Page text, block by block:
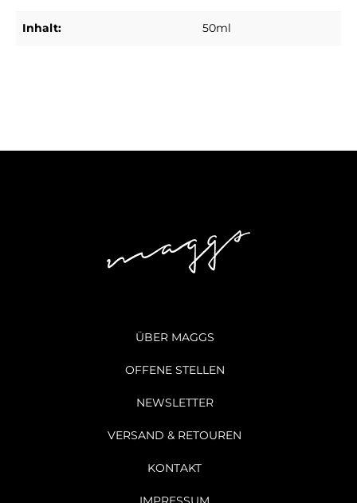
Inhalt: 50ml
ÜBER MAGGS
OFFENE STELLEN
NEWSLETTER
VERSAND & RETOUREN
KONTAKT